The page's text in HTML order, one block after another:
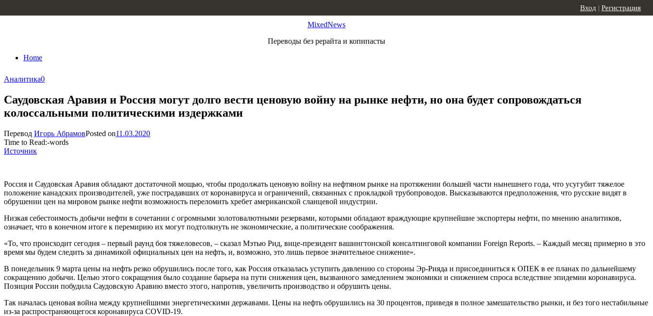
MixedNews
Переводы без рерайта и копипасты
Home
Вход | Регистрация
Аналитика0
Саудовская Аравия и Россия могут долго вести ценовую войну на рынке нефти, но она будет сопровождаться
колоссальными политическими издержками
Перевод Игорь АбрамовPosted on11.03.2020
Time to Read:-words
Источник
Россия и Саудовская Аравия обладают достаточной мощью, чтобы продолжать ценовую войну на нефтяном рынке на протяжении большей части нынешнего года, что усугубит тяжелое
положение канадских производителей, уже пострадавших от коронавируса и ограничений, связанных с прокладкой трубопроводов. Высказываются предположения, что русские видят в
обрушении цен на мировом рынке нефти возможность переломить хребет американской сланцевой индустрии.
Низкая себестоимость добычи нефти в сочетании с огромными золотовалютными резервами, которыми обладают враждующие крупнейшие экспортеры нефти, по мнению аналитиков,
означает, что в конечном итоге к перемирию их могут подтолкнуть не экономические, а политические соображения.
«То, что происходит сегодня – первый раунд боя тяжеловесов, – сказал Мэтью Рид, вице-президент вашингтонской консалтинговой компании Foreign Reports. – Каждый месяц примерно в это
время мы будем следить за динамикой официальных цен на нефть, и, возможно, это лишь первое значительное снижение».
В понедельник 9 марта цены на нефть резко обрушились после того, как Россия отказалась уступить давлению со стороны Эр-Рияда и присоединиться к ОПЕК в ее планах по дальнейшему
сокращению добычи. Целью этого сокращения было создание барьера на пути снижения цен, вызванного замедлением экономики и снижением спроса вследствие эпидемии коронавируса.
Позиция России побудила Саудовскую Аравию вместо этого, напротив, увеличить производство и обрушить цены.
Так началась ценовая война между крупнейшими энергетическими державами. Цены на нефть обрушились на 30 процентов, приведя в полное замешательство рынки, и без того нестабильные
из-за распространяющегося коронавируса COVID-19.